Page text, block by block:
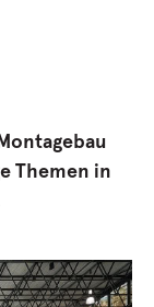
Themen in